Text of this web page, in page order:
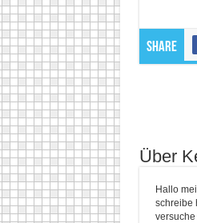
Share
Über
Hallo
schreibe